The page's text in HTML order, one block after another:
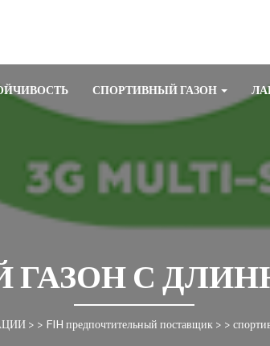
СПОРТИВНЫЙ ГАЗОН
ГАЗОН С
> > FIH предпочтительный поставщик > >